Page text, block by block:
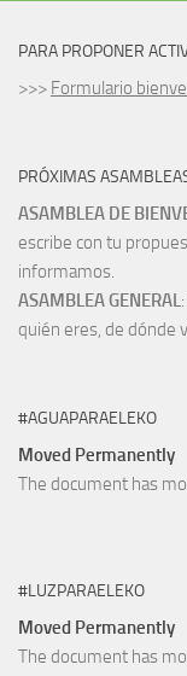
PARA PROPONER
>>> Formulario
PRÓXIMAS
ASAMBLEA DE
escribe con tu
informamos.
ASAMBLEA GENERAL
quién eres, de dónde
#AGUAPARAELEKO
Moved Permanently
The document has
#LUZPARAELEKO
Moved Permanently
The document has